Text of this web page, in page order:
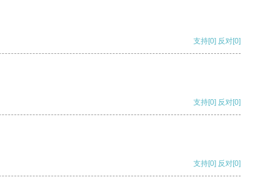
支持[0] 反对[0]
支持[0] 反对[0]
支持[0] 反对[0]